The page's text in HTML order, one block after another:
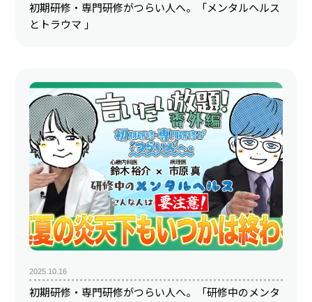
初期研修・専門研修がつらい人へ。「メンタルヘルス
とトラウマ 」
2025.10.16
初期研修・専門研修がつらい人へ。「研修中のメンタ